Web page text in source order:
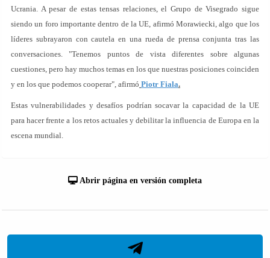
Ucrania. A pesar de estas tensas relaciones, el Grupo de Visegrado sigue
siendo un foro importante dentro de la UE, afirmó Morawiecki, algo que los
líderes subrayaron con cautela en una rueda de prensa conjunta tras las
conversaciones. "Tenemos puntos de vista diferentes sobre algunas
cuestiones, pero hay muchos temas en los que nuestras posiciones coinciden
y en los que podemos cooperar", afirmó Piotr Fiala.
Estas vulnerabilidades y desafíos podrían socavar la capacidad de la UE
para hacer frente a los retos actuales y debilitar la influencia de Europa en la
escena mundial.
Abrir página en versión completa